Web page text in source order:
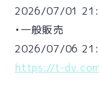
2026/07/01
・一般販売
2026/07/06
https://t-